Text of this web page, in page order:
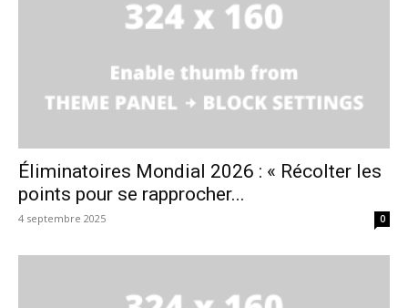
Éliminatoires Mondial 2026 : « Récolter les
points pour se rapprocher...
4 septembre 2025 0